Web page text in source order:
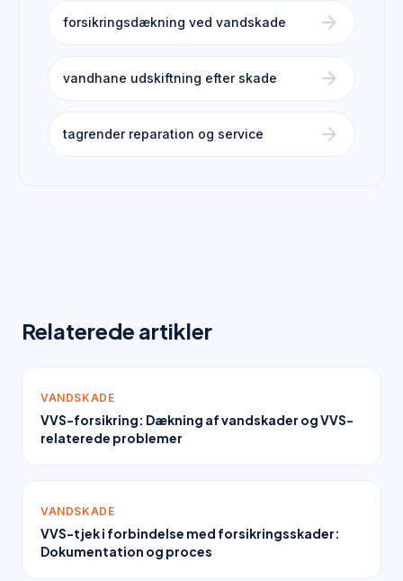
forsikringsdækning ved vandskade arrow_forward
vandhane udskiftning efter skade arrow_forward
tagrender reparation og service arrow_forward
Relaterede artikler
VANDSKADE
VVS-forsikring: Dækning af vandskader og VVS-
relaterede problemer
VANDSKADE
VVS-tjek i forbindelse med forsikringsskader:
Dokumentation og proces